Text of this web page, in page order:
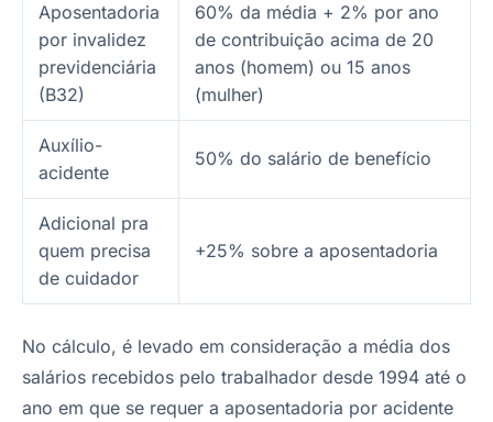
Aposentadoria
por invalidez
previdenciária
(B32)
60% da média + 2% por ano
de contribuição acima de 20
anos (homem) ou 15 anos
(mulher)
Auxílio-
acidente
50% do salário de benefício
Adicional pra
quem precisa
de cuidador
+25% sobre a aposentadoria
No cálculo, é levado em consideração a média dos
salários recebidos pelo trabalhador desde 1994 até o
ano em que se requer a aposentadoria por acidente